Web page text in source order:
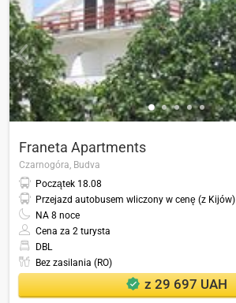
Franeta Apartments
Czarnogóra, Budva
Początek 18.08
Przejazd autobusem wliczony w cenę (z Kijów)
NA 8 noce
Cena za 2 turysta
DBL
Bez zasilania (RO)
z 29 697 UAH